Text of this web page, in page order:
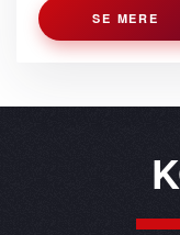
SE MERE